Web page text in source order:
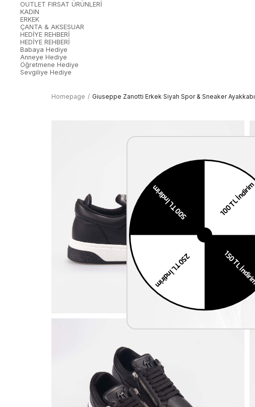
OUTLET FIRSAT ÜRÜNLERİ
KADIN
ERKEK
ÇANTA & AKSESUAR
HEDİYE REHBERİ
HEDİYE REHBERİ
Babaya Hediye
Anneye Hediye
Öğretmene Hediye
Sevgiliye Hediye
Homepage Giuseppe Zanotti Erkek Siyah Spor & Sneaker Ayakkabı